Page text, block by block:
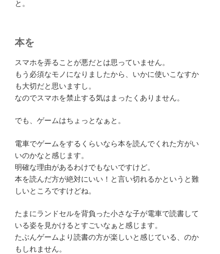
と。
本を
スマホを弄ることが悪だとは思っていません。
もう必須なモノになりましたから、いかに使いこなすか
も大切だと思いますし。
なのでスマホを禁止する気はまったくありません。
でも、ゲームはちょっとなぁと。
電車でゲームをするくらいなら本を読んでくれた方がい
いのかなと感じます。
明確な理由があるわけでもないですけど。
本を読んだ方が絶対にいい！と言い切れるかというと難
しいところですけどね。
たまにランドセルを背負った小さな子が電車で読書して
いる姿を見かけるとすごいなぁと感じます。
たぶんゲームより読書の方が楽しいと感じている、のか
もしれません。